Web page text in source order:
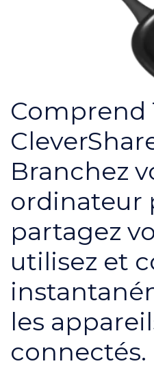
Comprend
Branchez
ordinateur
partagez
utilisez et
les
connectés.